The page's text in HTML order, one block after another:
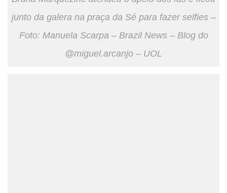
junto da galera na praça da Sé para fazer selfies –
Foto: Manuela Scarpa – Brazil News – Blog do
@miguel.arcanjo – UOL